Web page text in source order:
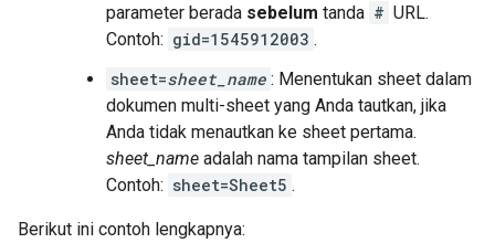
parameter berada sebelum tanda # URL.
Contoh: gid=1545912003 .
sheet=sheet_name : Menentukan sheet dalam
dokumen multi-sheet yang Anda tautkan, jika
Anda tidak menautkan ke sheet pertama.
sheet_name adalah nama tampilan sheet.
Contoh: sheet=Sheet5 .
Berikut ini contoh lengkapnya: